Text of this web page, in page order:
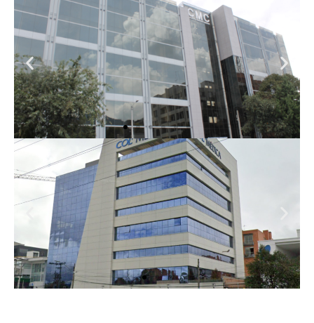
CLINICA DE LA
SABANA FASE I Y
FASE II
COUNTRY
MEDICAL CENTER